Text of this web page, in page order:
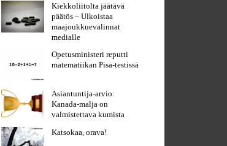
Kiekkoliitolta jäätävä
päätös – Ulkoistaa
maajoukkuevalinnat
medialle
Opetusministeri reputti
matematiikan Pisa-testissä
Asiantuntija-arvio:
Kanada-malja on
valmistettava kumista
Katsokaa, orava!